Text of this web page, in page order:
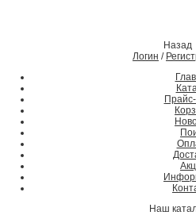
Назад
Логин /
Наш